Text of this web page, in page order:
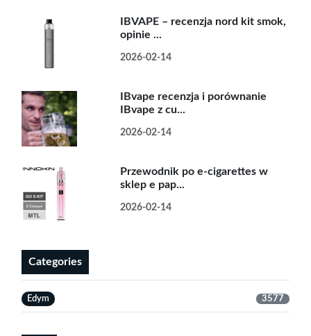
IBVAPE – recenzja nord kit smok,
opinie ...
2026-02-14
IBvape recenzja i porównanie
IBvape z cu...
2026-02-14
Przewodnik po e-cigarettes w
sklep e pap...
2026-02-14
Categories
Edym 3577